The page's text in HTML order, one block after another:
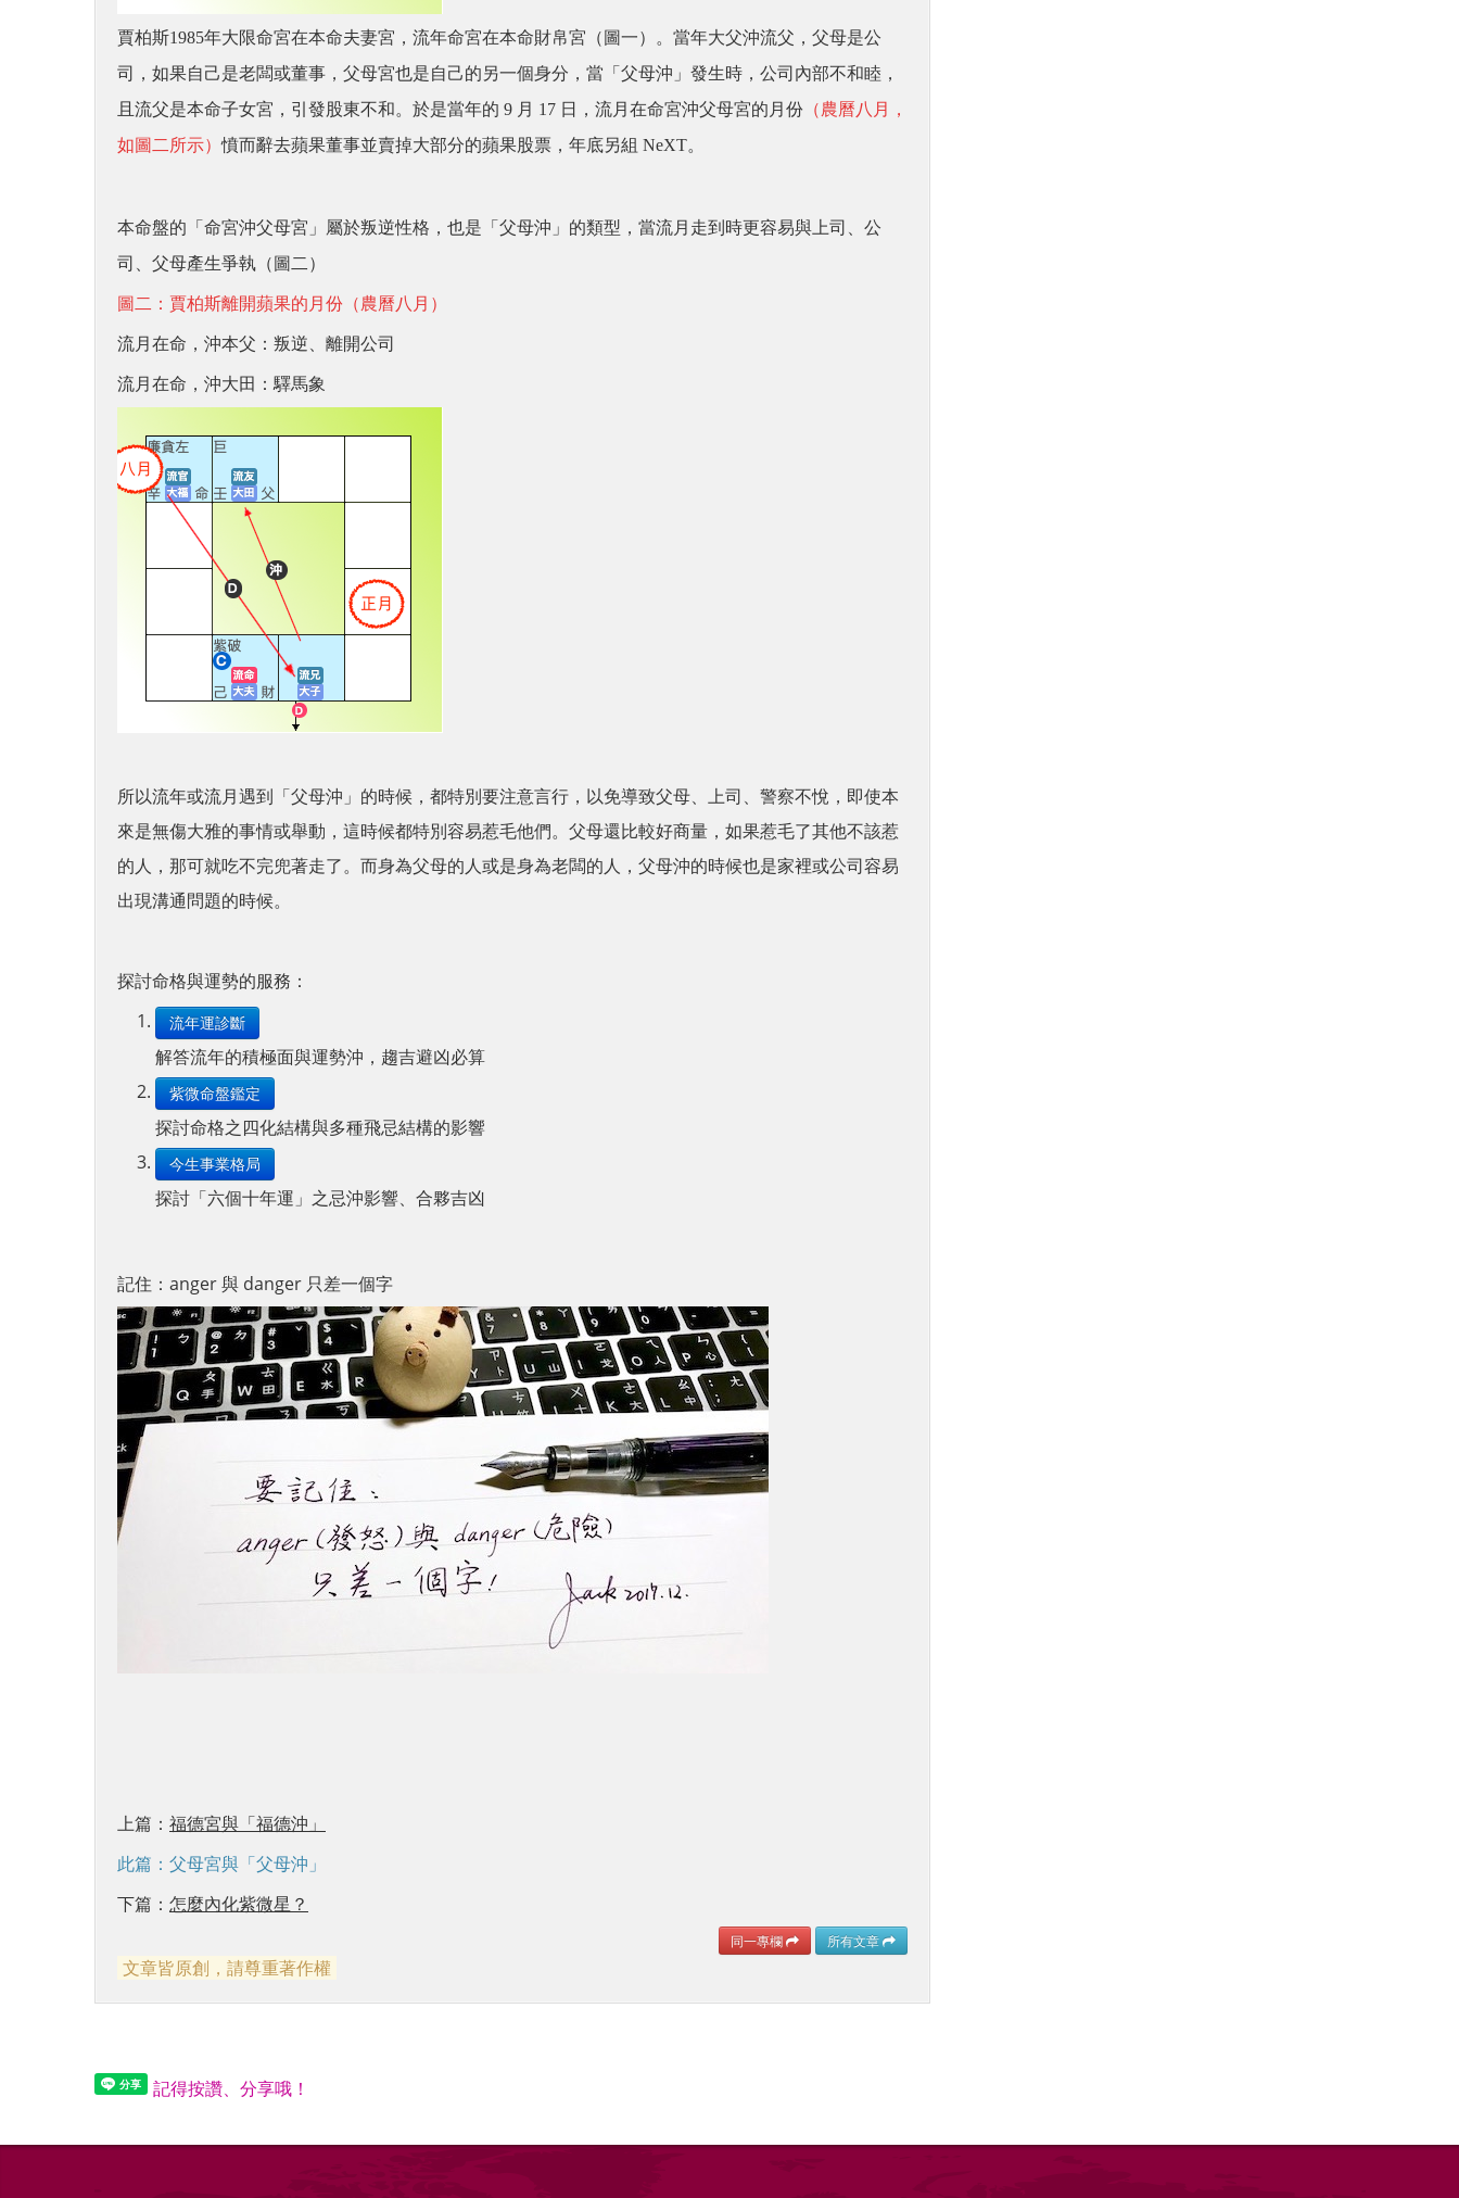
賈柏斯1985年大限命宮在本命夫妻宮，流年命宮在本命財帛宮 （圖一） 。當年大父沖流父，父母是公
司，如果自己是老闆或董事，父母宮也是自己的另一個身分，當「父母沖」發生時，公司內部不和睦，
且流父是本命子女宮，引發股東不和。於是當年的 9 月 17 日，流月在命宮沖父母宮的月份 （農曆八月，
如圖二所示）憤而辭去蘋果董事並賣掉大部分的蘋果股票，年底另組 NeXT。
本命盤的「命宮沖父母宮」屬於叛逆性格，也是「父母沖」的類型，當流月走到時更容易與上司、公
司、父母產生爭執（圖二）
圖二：賈柏斯離開蘋果的月份（農曆八月）
流月在命，沖本父：叛逆、離開公司
流月在命，沖大田：驛馬象
所以流年或流月遇到「父母沖」的時候，都特別要注意言行，以免導致父母、上司、警察不悅，即使本
來是無傷大雅的事情或舉動，這時候都特別容易惹毛他們。父母還比較好商量，如果惹毛了其他不該惹
的人，那可就吃不完兜著走了。 而身為父母的人或是身為老闆的人，父母沖的時候也是家裡或公司容易
出現溝通問題的時候。
探討命格與運勢的服務：
流年運診斷
解答流年的積極面與運勢沖，趨吉避凶必算
紫微命盤鑑定
探討命格之四化結構與多種飛忌結構的影響
今生事業格局
探討「六個十年運」之忌沖影響、合夥吉凶
記住：anger 與 danger 只差一個字
上篇： 福德宮與「福德沖」
此篇：父母宮與「父母沖」
下篇： 怎麼內化紫微星？
同一專欄 所有文章
文章皆原創，請尊重著作權
記得按讚、分享哦！